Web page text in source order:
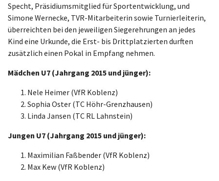
Specht, Präsidiumsmitglied für Sportentwicklung, und
Simone Wernecke, TVR-Mitarbeiterin sowie Turnierleiterin,
überreichten bei den jeweiligen Siegerehrungen an jedes
Kind eine Urkunde, die Erst- bis Drittplatzierten durften
zusätzlich einen Pokal in Empfang nehmen.
Mädchen U7 (Jahrgang 2015 und jünger):
Nele Heimer (VfR Koblenz)
Sophia Oster (TC Höhr-Grenzhausen)
Linda Jansen (TC RL Lahnstein)
Jungen U7 (Jahrgang 2015 und jünger):
Maximilian Faßbender (VfR Koblenz)
Max Kew (VfR Koblenz)